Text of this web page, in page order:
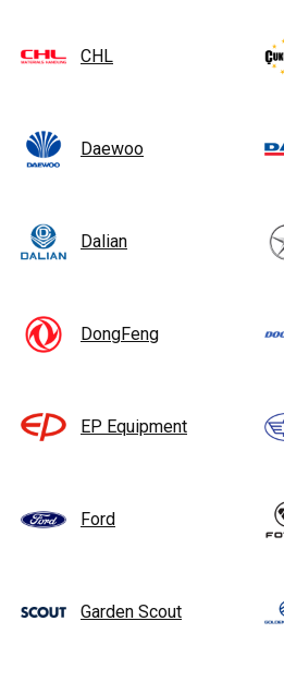
CHL
Daewoo
Dalian
DongFeng
EP Equipment
Ford
Garden Scout